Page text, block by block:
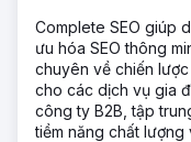
Complete SEO giúp
ưu hóa SEO thông
chuyên về chiến
cho các dịch vụ gia
công ty B2B, tập
tiềm năng chất lượng